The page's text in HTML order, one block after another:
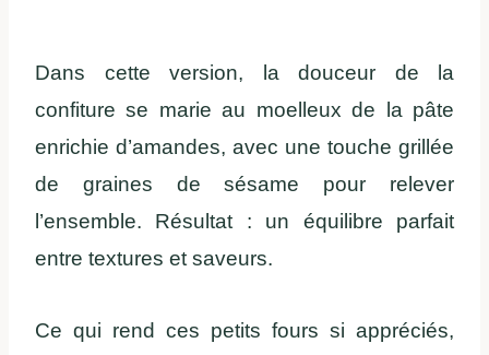
Dans cette version, la douceur de la
confiture se marie au moelleux de la pâte
enrichie d’amandes, avec une touche grillée
de graines de sésame pour relever
l’ensemble. Résultat : un équilibre parfait
entre textures et saveurs.
Ce qui rend ces petits fours si appréciés,